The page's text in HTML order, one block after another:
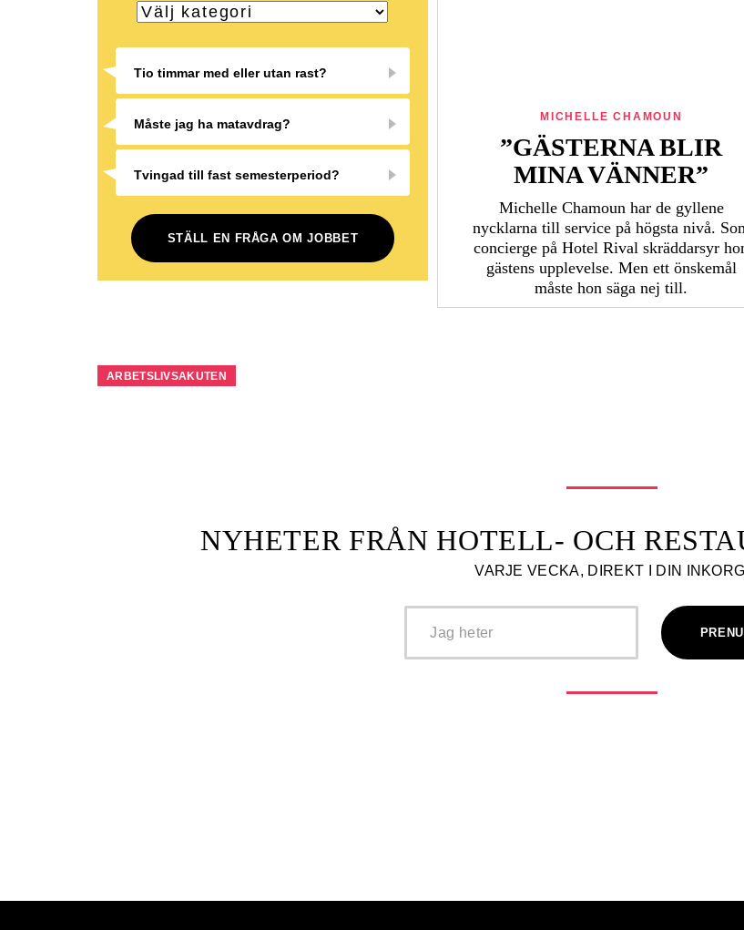
Tio timmar med eller utan rast?
Måste jag ha matavdrag?
Tvingad till fast semesterperiod?
STÄLL EN FRÅGA OM JOBBET
MICHELLE CHAMOUN
”GÄSTERNA BLIR
MINA VÄNNER”
Michelle Chamoun har de gyllene
nycklarna till service på högsta nivå.
concierge på Hotel Rival skräddarsyr
gästens upp­levelse. Men ett önskemål
måste hon säga nej till.
ARBETSLIVSAKUTEN
NYHETER FRÅN HOTELL- OCH
VARJE VECKA, DIREKT I DIN